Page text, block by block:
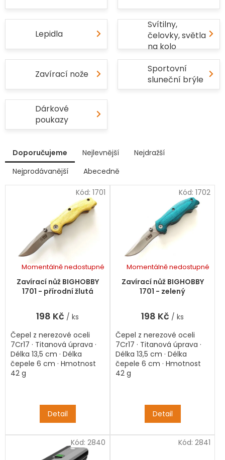
Lepidla
Svítilny,
čelovky, světla
na kolo
Zavírací nože
Sportovní
sluneční brýle
Dárkové
poukazy
a
Doporučujeme Nejlevnější
Nejdražší
Nejprodávanější
Abecedně
ý
i
Zavírací nůž BIGHOBBY
1701 - přírodní žlutá
Průměrné
hodnocení
produktu
hvězdiček.
Momentálně nedostupné
198 Kč / ks
Detail
Čepel z nerezové oceli
7Cr17 · Titanová úprava ·
Délka 13,5 cm · Délka
čepele 6 cm · Hmotnost
42 g
Kód: 1701
Zavírací nůž BIGHOBBY
1701 - zelený
Momentálně nedostupné
198 Kč / ks
Detail
Čepel z nerezové oceli
7Cr17 · Titanová úprava ·
Délka 13,5 cm · Délka
čepele 6 cm · Hmotnost
42 g
Kód: 1702
Kód: 2840 Kód: 2841